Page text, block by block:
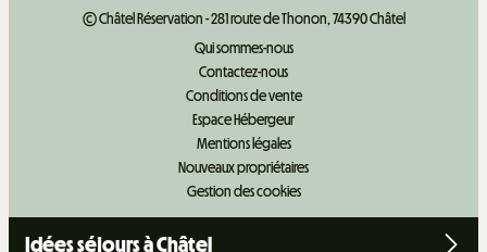
OpenStreetMap Streets
Satellite
Leaflet|©OpenStreetMap
© Châtel Réservation - 281 route de Thonon, 74390 Châtel
Qui sommes-nous
Contactez-nous
Conditions de vente
Espace Hébergeur
Mentions légales
Nouveaux propriétaires
Gestion des cookies
Idées séjours à Châtel